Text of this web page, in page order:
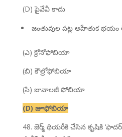
(D) పైవేవీ కాదు
జంతువుల పట్ల అహేతుక భయం
(ఎ) క్రోనోఫోబియా
(బి) కౌల్రోఫోబియా
(సి) జువాలజీ ఫోబియా
(D) జూఫోబియా
48. జెర్మ్ థియరీకి చేసిన కృషికి